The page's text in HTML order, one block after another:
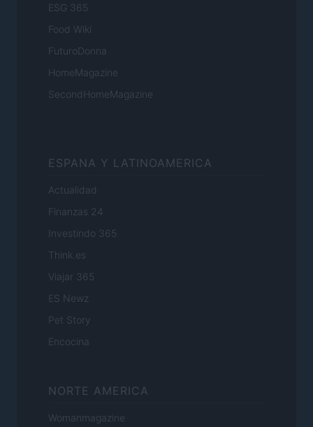
ESG 365
Food Wiki
FuturoDonna
HomeMagazine
SecondHomeMagazine
ESPANA Y LATINOAMERICA
Actualidad
Finanzas 24
Investindo 365
Think.es
Viajar 365
ES Newz
Pet Story
Encocina
NORTE AMERICA
Womanmagazine